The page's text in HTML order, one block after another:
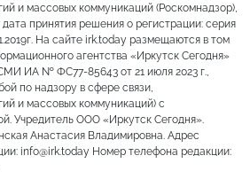
и массовых коммуникаций (Роскомнадзор),
принятия решения о регистрации: серия
На сайте irk.today размещаются в том
агентства «Иркутск Сегодня»
ИА № ФС77-85643 от 21 июля 2023 г.,
по надзору в сфере связи,
и массовых коммуникаций) с
Учредитель ООО «Иркутск Сегодня».
Анастасия Владимировна. Адрес
info@irk.today Номер телефона редакции: